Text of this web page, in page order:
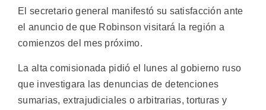
El secretario general manifestó su satisfacción ante
el anuncio de que Robinson visitará la región a
comienzos del mes próximo.
La alta comisionada pidió el lunes al gobierno ruso
que investigara las denuncias de detenciones
sumarias, extrajudiciales o arbitrarias, torturas y